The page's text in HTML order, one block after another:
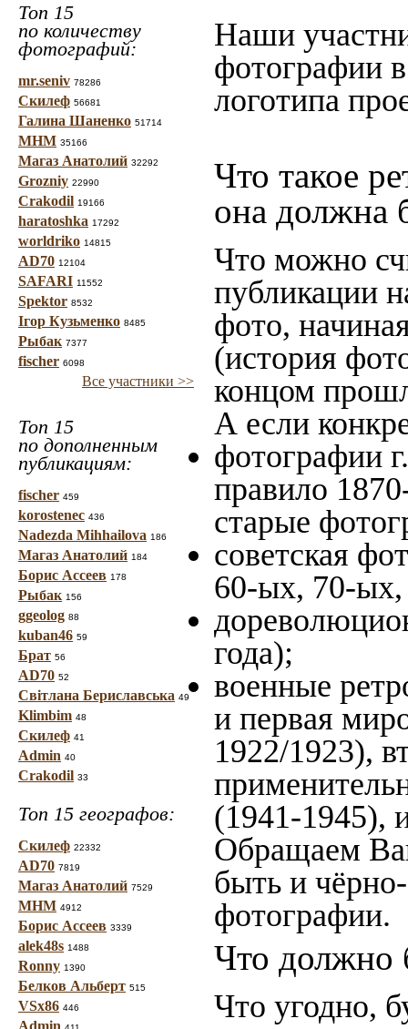
Топ 15
по количеству
фотографий:
mr.seniv 78286
Скилеф 56681
Галина Шаненко 51714
МНМ 35166
Магаз Анатолий 32292
Grozniy 22990
Crakodil 19166
haratoshka 17292
worldriko 14815
AD70 12104
SAFARI 11552
Spektor 8532
Ігор Кузьменко 8485
Рыбак 7377
fischer 6098
Все участники >>
Топ 15
по дополненным
публикациям:
fischer 459
korostenec 436
Nadezda Mihhailova 186
Магаз Анатолий 184
Борис Ассеев 178
Рыбак 156
ggeolog 88
kuban46 59
Брат 56
AD70 52
Світлана Бериславська 49
Klimbim 48
Скилеф 41
Admin 40
Crakodil 33
Топ 15 географов:
Скилеф 22332
AD70 7819
Магаз Анатолий 7529
МНМ 4912
Борис Ассеев 3339
alek48s 1488
Ronny 1390
Белков Альберт 515
VSx86 446
Admin
Наши
фотографии
логотипа
Что такое
она должна
Что можно
публикации
фото,
(история
концом
А если
фотографии
правило
старые
советская
60-ых, 70-ых,
года);
военные
и первая
1922/1923),
(1941-1945),
Обращаем
быть и
фотографии.
Что должно
Что угодно,